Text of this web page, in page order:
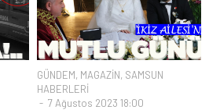
GÜNDEM, MAGAZİN, SAMSUN
HABERLERİ
7 Ağustos 2023 18:00